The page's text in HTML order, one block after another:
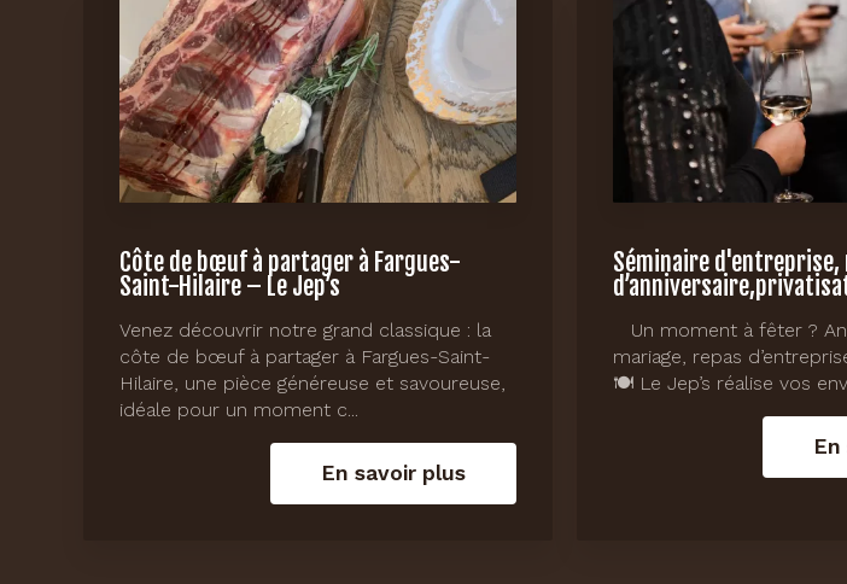
Côte de bœuf à partager à Fargues-
Saint-Hilaire – Le Jep’s
Venez découvrir notre grand classique : la
côte de bœuf à partager à Fargues-Saint-
Hilaire, une pièce généreuse et savoureuse,
idéale pour un moment c...
En savoir plus
Séminaire d'entreprise,
Un moment à fêter ?
mariage, repas
🍽️ Le Jep’s réalise vos